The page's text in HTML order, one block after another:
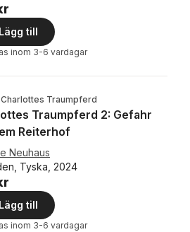
Lägg till
inom 3-6 vardagar
Traumpferd
Traumpferd 2: Gefahr
Reiterhof
Neuhaus
Tyska, 2024
Lägg till
inom 3-6 vardagar